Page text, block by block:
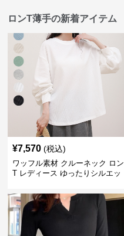
ロンT薄手の新着アイテム
¥7,570 (税込)
ワッフル素材 クルーネック ロン
T レディース ゆったりシルエッ